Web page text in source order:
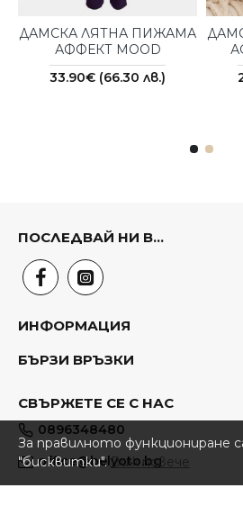
ДАМСКА ЛЯТНА ПИЖАМА
АФФЕКТ MOOD
33.90€ (66.30 лв.)
ПОСЛЕДВАЙ НИ В...
ИНФОРМАЦИЯ
БЪРЗИ ВРЪЗКИ
СВЪРЖЕТЕ СЕ С НАС
0896348480
office@belyoto.bg
За правилното функциониране
"бисквитки".Виж повече